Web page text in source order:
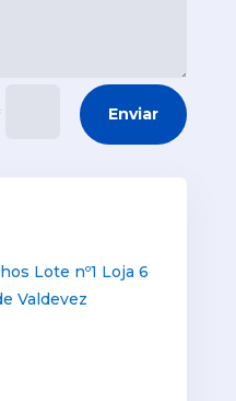
Enviar
Lote nº1 Loja 6
Valdevez